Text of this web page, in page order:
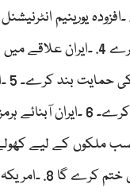
بند کرے 3. ۔افزودہ یورینیم
ایجنسی کے حوالے کرے 4. ۔ایران
یعنی مسلح
ملکوں پر حملے بند کرے۔ 6 ۔ایران
ایران پر لگائی پابندیاں ختم کرے